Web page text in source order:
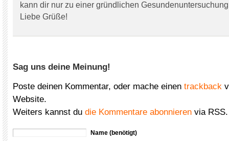
kann dir nur zu einer gründlichen
Liebe Grüße!
Sag uns deine Meinung!
Poste deinen Kommentar, oder mache einen trackback
Website.
Weiters kannst du die Kommentare abonnieren via RSS.
Name (benötigt)